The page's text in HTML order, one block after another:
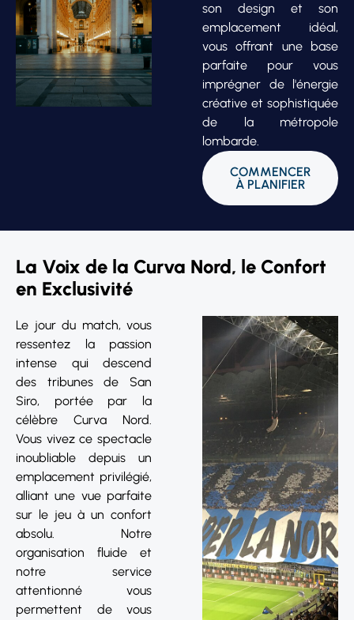
son design et son
emplacement idéal,
vous offrant une base
parfaite pour vous
imprégner de l'énergie
créative et sophistiquée
de la métropole
lombarde.
COMMENCER
À PLANIFIER
La Voix de la Curva Nord, le Confort
en Exclusivité
Le jour du match, vous
ressentez la passion
intense qui descend
des tribunes de San
Siro, portée par la
célèbre Curva Nord.
Vous vivez ce spectacle
inoubliable depuis un
emplacement privilégié,
alliant une vue parfaite
sur le jeu à un confort
absolu. Notre
organisation fluide et
notre service
attentionné vous
permettent de vous